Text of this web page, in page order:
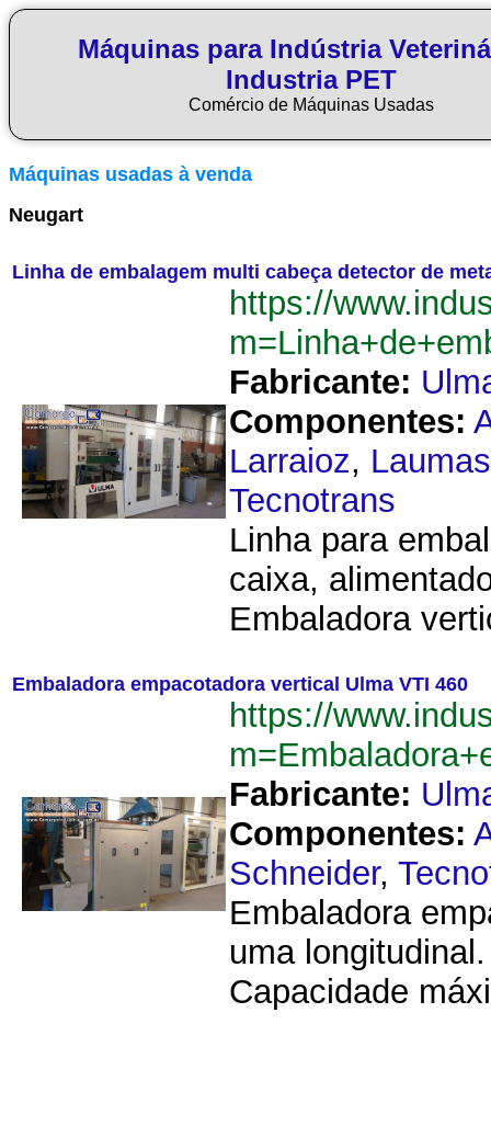
Máquinas para Indústria
Industria PET
Comércio de Máquinas Usadas
Máquinas usadas à venda
Neugart
Linha de embalagem multi cabeça detector de
https://
Fabricante:
Componentes:
Larraioz, Laumas
Tecnotrans
Linha para
caixa,
Embaladora
Embaladora empacotadora vertical Ulma VTI 460
https://
Fabricante:
Componentes:
Schneider,
Embaladora
uma
Capacidade